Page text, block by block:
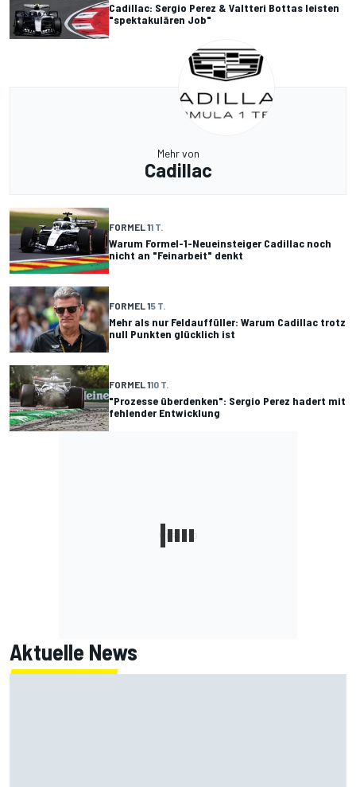
Cadillac: Sergio Perez & Valtteri Bottas leisten
"spektakulären Job"
Mehr von
Cadillac
FORMEL 11 T.
Warum Formel-1-Neueinsteiger Cadillac noch
nicht an "Feinarbeit" denkt
FORMEL 15 T.
Mehr als nur Feldauffüller: Warum Cadillac trotz
null Punkten glücklich ist
FORMEL 110 T.
"Prozesse überdenken": Sergio Perez hadert mit
fehlender Entwicklung
Aktuelle News